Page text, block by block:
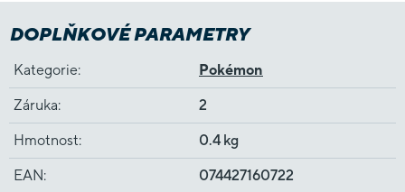
DOPLŇKOVÉ PARAMETRY
Kategorie: Pokémon
Záruka: 2
Hmotnost: 0.4 kg
EAN: 074427160722